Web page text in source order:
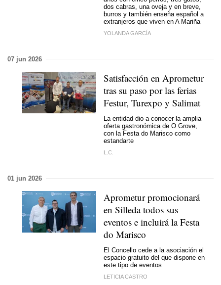
dos cabras, una oveja y en breve,
burros y también enseña español a
extranjeros que viven en A Mariña
YOLANDA GARCÍA
07 jun 2026
Satisfacción en Aprometur
tras su paso por las ferias
Festur, Turexpo y Salimat
La entidad dio a conocer la amplia
oferta gastronómica de O Grove,
con la Festa do Marisco como
estandarte
L.C.
01 jun 2026
Aprometur promocionará
en Silleda todos sus
eventos e incluirá la Festa
do Marisco
El Concello cede a la asociación el
espacio gratuito del que dispone en
este tipo de eventos
LETICIA CASTRO